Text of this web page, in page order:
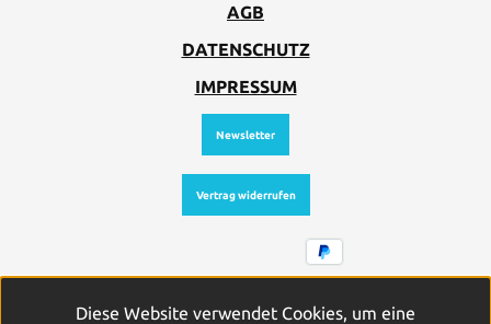
AGB
DATENSCHUTZ
IMPRESSUM
Newsletter
Vertrag widerrufen
Alle Preise inkl. gesetzl. Mehrwertsteuer zzgl.
Diese Website verwendet Cookies, um eine